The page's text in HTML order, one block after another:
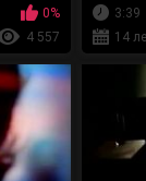
0%
4 557
3:39
14